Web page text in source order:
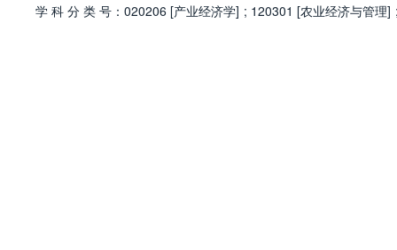
学 科 分 类 号： 020206 [产业经济学] ; 120301 [农业经济与管理]